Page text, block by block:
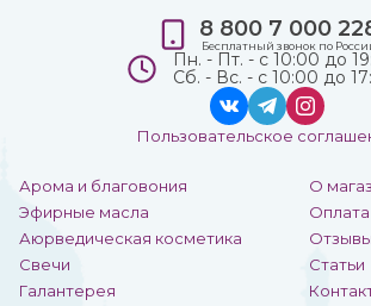
Арома и благовония
Эфирные масла
Аюрведическая косметика
Свечи
Галантерея
О
Оплата
Отзывы
Статьи
8 800 7 000
Бесплатный звонок по
Пн. - Пт. - с 10:00 до
Сб. - Вс. - с 10:00 до
Пользовательское